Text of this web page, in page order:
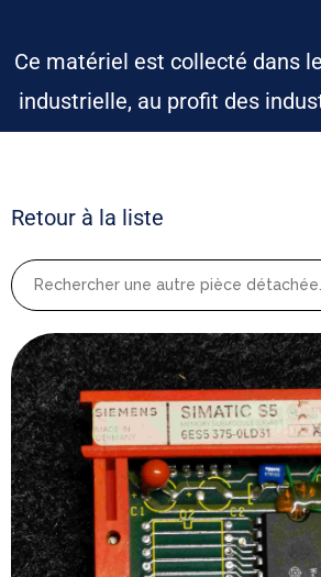
Ce matériel est collecté dans
industrielle, au profit des
Retour à la liste